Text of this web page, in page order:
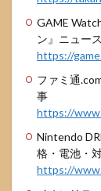
GAME
ン』ニュース
https://
ファミ通
事
https://
Nintendo
格・電池・
https://